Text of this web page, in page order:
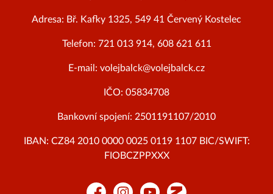
Adresa: Bř. Kafky 1325, 549 41 Červený Kostelec
Telefon: 721 013 914, 608 621 611
E-mail: volejbalck@volejbalck.cz
IČO: 05834708
Bankovní spojení: 2501191107/2010
IBAN: CZ84 2010 0000 0025 0119 1107 BIC/SWIFT:
FIOBCZPPXXX